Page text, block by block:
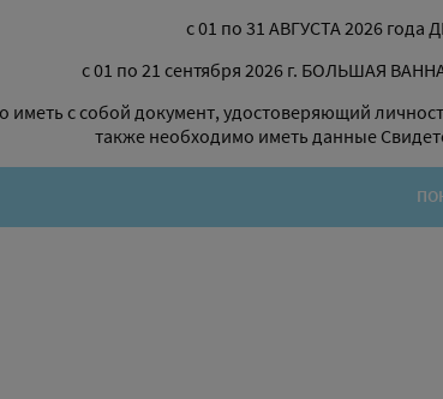
с 01 по 31 АВГУСТА 2026
с 01 по 21 сентября 2026 г. БОЛЬШАЯ
с собой документ, удостоверяющий
также необходимо иметь данные